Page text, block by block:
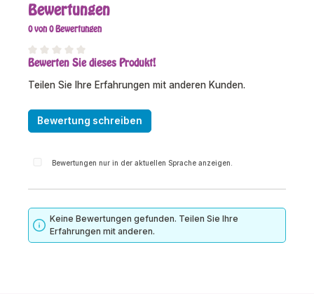
Bewertungen
0 von 0 Bewertungen
Durchschnittliche Bewertung von 0 von 5 Sternen
Bewerten Sie dieses Produkt!
Teilen Sie Ihre Erfahrungen mit anderen Kunden.
Bewertung schreiben
Bewertungen nur in der aktuellen Sprache anzeigen.
Keine Bewertungen gefunden. Teilen Sie Ihre
Erfahrungen mit anderen.